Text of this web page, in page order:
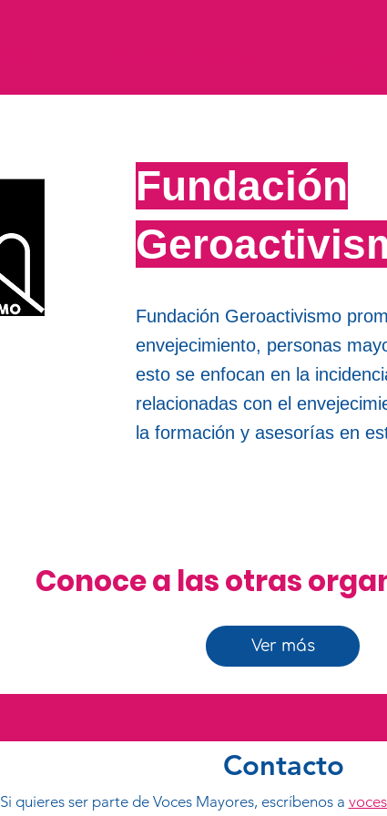
Fundación
Fundación Geroactivismo
envejecimiento, personas
esto se enfocan en la
relacionadas con el
la formación y asesorías en
Conoce a las otras
Ver más
Contacto
Si quieres ser parte de Voces Mayores, escríbenos a